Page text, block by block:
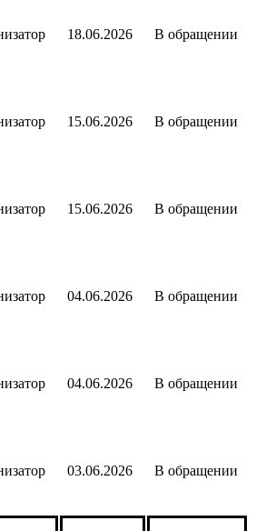
18.06.2026 В обращении
15.06.2026 В обращении
15.06.2026 В обращении
04.06.2026 В обращении
04.06.2026 В обращении
03.06.2026 В обращении